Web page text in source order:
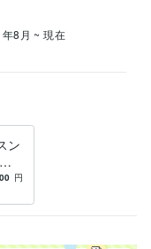
8月 ~ 現在
ン
円